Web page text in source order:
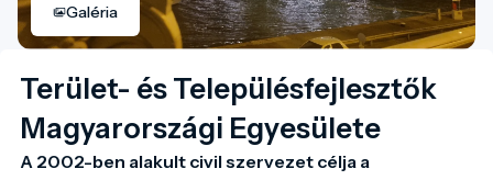
Galéria
Terület- és Településfejlesztők
Magyarországi Egyesülete
A 2002-ben alakult civil szervezet célja a